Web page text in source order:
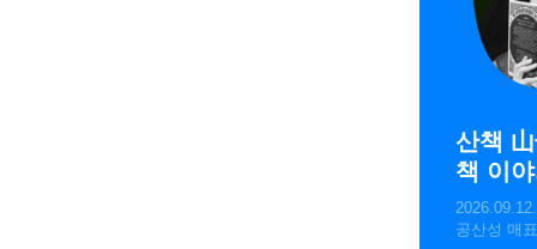
산책
책 이
주
2026.09.12.
공산성 매